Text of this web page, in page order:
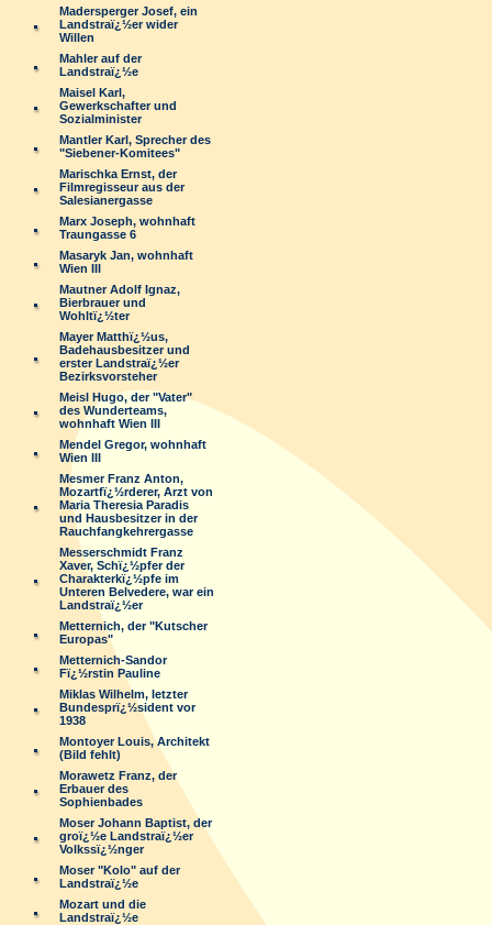
Madersperger Josef, ein
Landstraï¿½er wider
Willen
Mahler auf der
Landstraï¿½e
Maisel Karl,
Gewerkschafter und
Sozialminister
Mantler Karl, Sprecher des
"Siebener-Komitees"
Marischka Ernst, der
Filmregisseur aus der
Salesianergasse
Marx Joseph, wohnhaft
Traungasse 6
Masaryk Jan, wohnhaft
Wien III
Mautner Adolf Ignaz,
Bierbrauer und
Wohltï¿½ter
Mayer Matthï¿½us,
Badehausbesitzer und
erster Landstraï¿½er
Bezirksvorsteher
Meisl Hugo, der "Vater"
des Wunderteams,
wohnhaft Wien III
Mendel Gregor, wohnhaft
Wien III
Mesmer Franz Anton,
Mozartfï¿½rderer, Arzt von
Maria Theresia Paradis
und Hausbesitzer in der
Rauchfangkehrergasse
Messerschmidt Franz
Xaver, Schï¿½pfer der
Charakterkï¿½pfe im
Unteren Belvedere, war ein
Landstraï¿½er
Metternich, der "Kutscher
Europas"
Metternich-Sandor
Fï¿½rstin Pauline
Miklas Wilhelm, letzter
Bundesprï¿½sident vor
1938
Montoyer Louis, Architekt
(Bild fehlt)
Morawetz Franz, der
Erbauer des
Sophienbades
Moser Johann Baptist, der
groï¿½e Landstraï¿½er
Volkssï¿½nger
Moser "Kolo" auf der
Landstraï¿½e
Mozart und die
Landstraï¿½e